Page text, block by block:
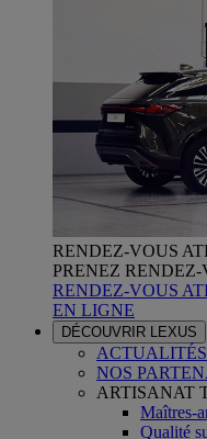
RENDEZ-VOUS
PRENEZ
RENDEZ-VOUS
EN LIGNE
DÉCOUVRIR LEXUS
NOS
ARTISANAT
Maîtres-
Qualité